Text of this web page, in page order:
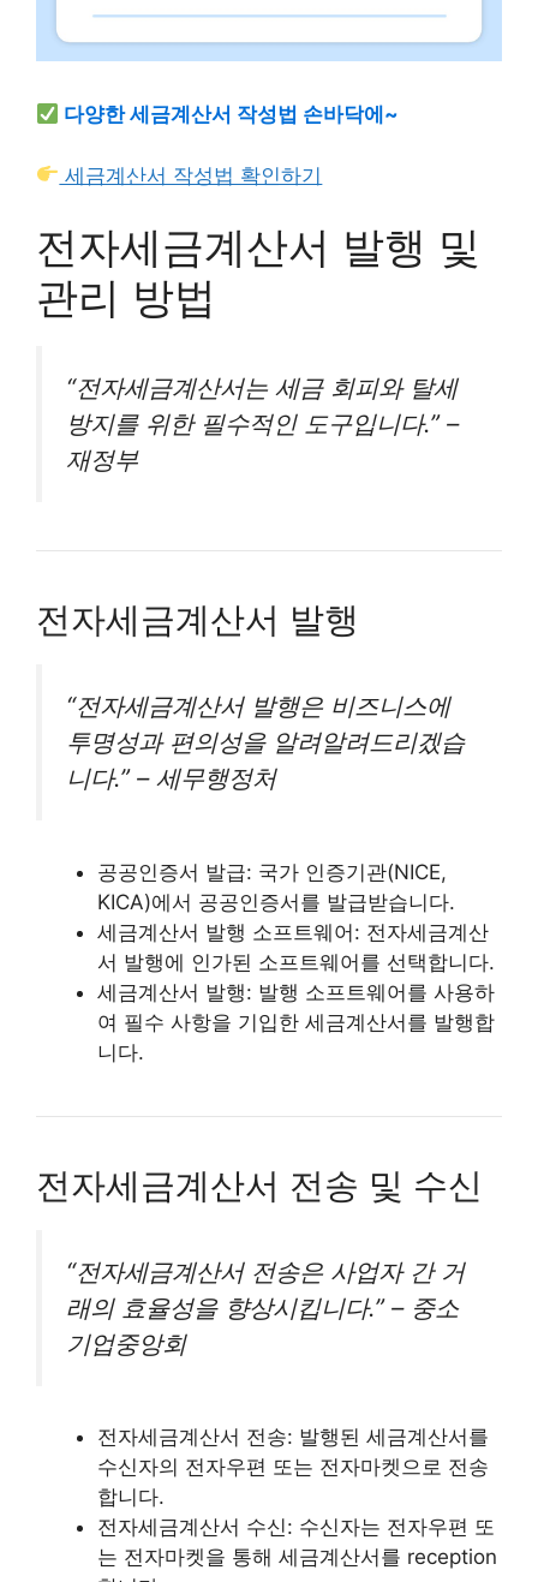
다양한 세금계산서 작성법 손바닥에~
세금계산서 작성법 확인하기
전자세금계산서 발행 및
관리 방법
“전자세금계산서는 세금 회피와 탈세
방지를 위한 필수적인 도구입니다.” –
재정부
전자세금계산서 발행
“전자세금계산서 발행은 비즈니스에
투명성과 편의성을 알려알려드리겠습
니다.” – 세무행정처
공공인증서 발급: 국가 인증기관(NICE,
KICA)에서 공공인증서를 발급받습니다.
세금계산서 발행 소프트웨어: 전자세금계산
서 발행에 인가된 소프트웨어를 선택합니다.
세금계산서 발행: 발행 소프트웨어를 사용하
여 필수 사항을 기입한 세금계산서를 발행합
니다.
전자세금계산서 전송 및 수신
“전자세금계산서 전송은 사업자 간 거
래의 효율성을 향상시킵니다.” – 중소
기업중앙회
전자세금계산서 전송: 발행된 세금계산서를
수신자의 전자우편 또는 전자마켓으로 전송
합니다.
전자세금계산서 수신: 수신자는 전자우편 또
는 전자마켓을 통해 세금계산서를 reception